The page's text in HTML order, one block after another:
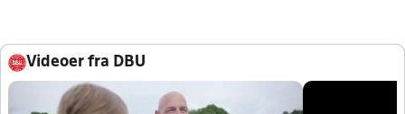
Videoer fra DBU